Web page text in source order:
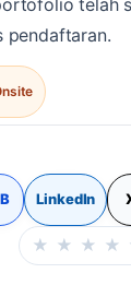
pendaftaran.
LinkedIn
★ ★ ★ ★